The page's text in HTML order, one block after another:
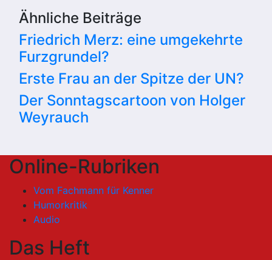
Ähnliche Beiträge
Friedrich Merz: eine umgekehrte
Furzgrundel?
Erste Frau an der Spitze der UN?
Der Sonntagscartoon von Holger
Weyrauch
Online-Rubriken
Vom Fachmann für Kenner
Humorkritik
Audio
Das Heft